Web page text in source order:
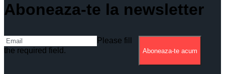
Aboneaza-te la newsletter
Please fill
the required field.
Aboneaza-te acum